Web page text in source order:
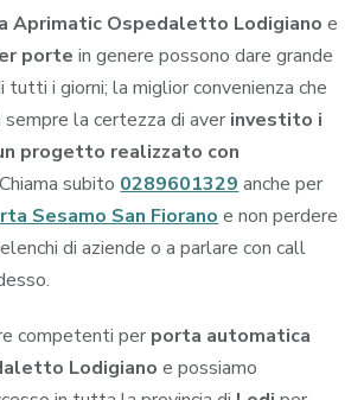
Aprimatic Ospedaletto Lodigianoe
portein genere possono dare grande
i giorni; la miglior convenienza che
la certezza di aver investito i
progetto realizzato con
subito 0289601329 anche per
Sesamo San Fiorano e non perdere
di aziende o a parlare con call
competenti per porta automatica
Lodigiano e possiamo